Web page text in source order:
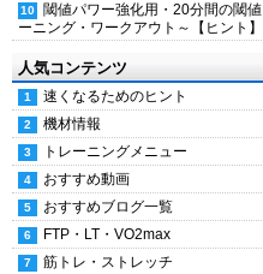
閾値パワー強化用・20分間の閾
ーニング・ワークアウト～【ヒント
人気コンテンツ
速くなるためのヒント
機材情報
トレーニングメニュー
おすすめ動画
おすすめブログ一覧
FTP・LT・VO2max
筋トレ・ストレッチ